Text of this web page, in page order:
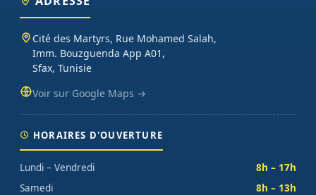
sur chaque commande.
Cité des Martyrs, Rue Mohamed Salah,
Imm. Bouzguenda App A01,
Sfax, Tunisie
Voir sur Google Maps →
HORAIRES D'OUVERTURE
Lundi – Vendredi
8h – 17h
Samedi
8h – 13h